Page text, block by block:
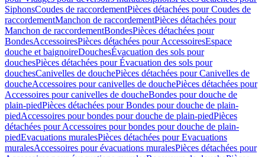
SiphonsCoudes de raccordementPièces détachées pour Coudes de
raccordementManchon de raccordementPièces détachées pour
Manchon de raccordementBondesPièces détachées pour
BondesAccessoiresPièces détachées pour AccessoiresEspace
douche et baignoireDouchesÉvacuation des sols pour
douchesPièces détachées pour Évacuation des sols pour
douchesCanivelles de douchePièces détachées pour Canivelles de
doucheAccessoires pour canivelles de douchePièces détachées pour
Accessoires pour canivelles de doucheBondes pour douche de
plain-piedPièces détachées pour Bondes pour douche de plain-
piedAccessoires pour bondes pour douche de plain-piedPièces
détachées pour Accessoires pour bondes pour douche de plain-
piedEvacuations muralesPièces détachées pour Evacuations
muralesAccessoires pour évacuations muralesPièces détachées pour